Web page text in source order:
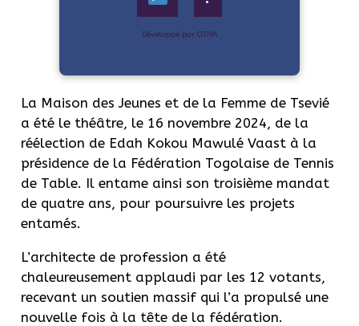
Développé par OTIYA
La Maison des Jeunes et de la Femme de Tsevié
a été le théâtre, le 16 novembre 2024, de la
réélection de Edah Kokou Mawulé Vaast à la
présidence de la Fédération Togolaise de Tennis
de Table. Il entame ainsi son troisième mandat
de quatre ans, pour poursuivre les projets
entamés.
L’architecte de profession a été
chaleureusement applaudi par les 12 votants,
recevant un soutien massif qui l’a propulsé une
nouvelle fois à la tête de la fédération.